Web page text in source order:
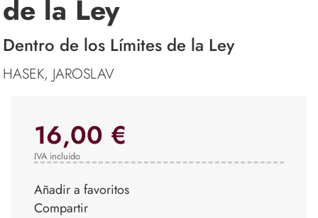
de la Ley
Dentro de los Límites de la Ley
HASEK, JAROSLAV
16,00 €
IVA incluido
Añadir a favoritos
Compartir